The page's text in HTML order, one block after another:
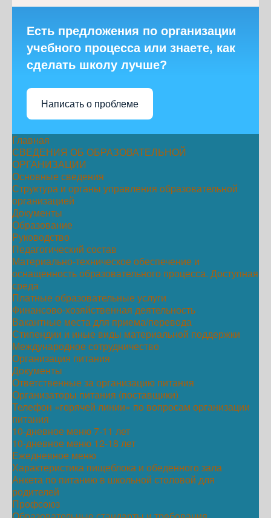
Есть предложения по организации
учебного процесса или знаете, как
сделать школу лучше?
Написать о проблеме
Главная
СВЕДЕНИЯ ОБ ОБРАЗОВАТЕЛЬНОЙ
ОРГАНИЗАЦИИ
Основные сведения
Структура и органы управления образовательной
организацией
Документы
Образование
Руководство
Педагогический состав
Материально-техническое обеспечение и
оснащенность образовательного процесса. Доступная
среда
Платные образовательные услуги
Финансово-хозяйственная деятельность
Вакантные места для приема/перевода
Стипендии и иные виды материальной поддержки
Международное сотрудничество
Организация питания
Документы
Ответственные за организацию питания
Организаторы питания (поставщики)
Телефон «горячей линии» по вопросам организации
питания
10-дневное меню 7-11 лет
10-дневное меню 12-18 лет
Ежедневное меню
Характеристика пищеблока и обеденного зала
Анкета по питанию в школьной столовой для
родителей
Профсоюз